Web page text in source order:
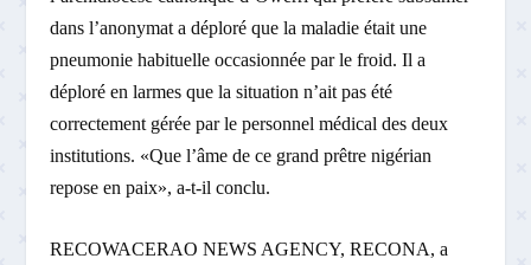
dans l’anonymat a déploré que la maladie était une
pneumonie habituelle occasionnée par le froid. Il a
déploré en larmes que la situation n’ait pas été
correctement gérée par le personnel médical des deux
institutions. «Que l’âme de ce grand prêtre nigérian
repose en paix», a-t-il conclu.
RECOWACERAO NEWS AGENCY, RECONA, a